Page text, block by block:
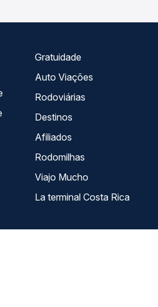
Gratuidade
Auto Viações
Rodoviárias
Destinos
Afiliados
Rodomilhas
Viajo Mucho
La terminal Costa Rica